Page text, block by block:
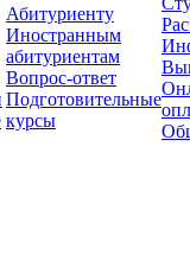
Абитуриенту
Иностранным
абитуриентам
Вопрос-ответ
Подготовительные
курсы